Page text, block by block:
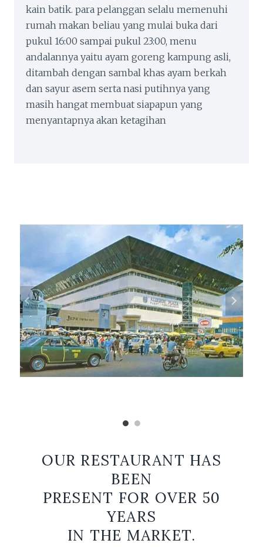
kain batik. para pelanggan selalu memenuhi
rumah makan beliau yang mulai buka dari
pukul 16:00 sampai pukul 23:00, menu
andalannya yaitu ayam goreng kampung asli,
ditambah dengan sambal khas ayam berkah
dan sayur asem serta nasi putihnya yang
masih hangat membuat siapapun yang
menyantapnya akan ketagihan
OUR RESTAURANT HAS
BEEN
PRESENT FOR OVER 50
YEARS
IN THE MARKET.